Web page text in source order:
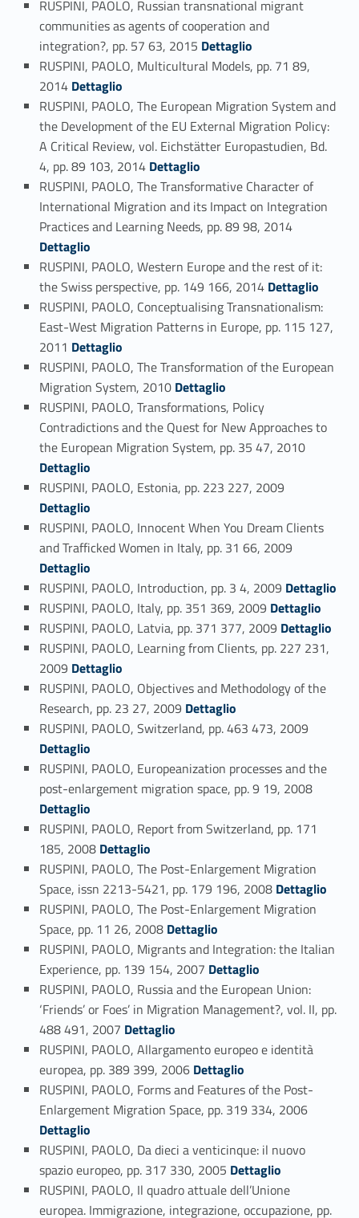
RUSPINI, PAOLO, Russian transnational migrant
communities as agents of cooperation and
integration?, pp. 57 63, 2015 Link identifier #identifier_person_148300-47
Dettaglio
RUSPINI, PAOLO, Multicultural Models, pp. 71 89,
2014 Link identifier #identifier_person_51509-48
Dettaglio
RUSPINI, PAOLO, The European Migration System and
the Development of the EU External Migration Policy:
A Critical Review, vol. Eichstätter Europastudien, Bd.
4, pp. 89 103, 2014 Link identifier #identifier_person_192344-49
Dettaglio
RUSPINI, PAOLO, The Transformative Character of
International Migration and its Impact on Integration
Practices and Learning Needs, pp. 89 98, 2014Link identifier #identifier_person_174098-50
Dettaglio
RUSPINI, PAOLO, Western Europe and the rest of it:
the Swiss perspective, pp. 149 166, 2014 Link identifier #identifier_person_69875-51
Dettaglio
RUSPINI, PAOLO, Conceptualising Transnationalism:
East-West Migration Patterns in Europe, pp. 115 127,
2011 Link identifier #identifier_person_185597-52
Dettaglio
RUSPINI, PAOLO, The Transformation of the European
Migration System, 2010 Link identifier #identifier_person_191755-53
Dettaglio
RUSPINI, PAOLO, Transformations, Policy
Contradictions and the Quest for New Approaches to
the European Migration System, pp. 35 47, 2010
Dettaglio
RUSPINI, PAOLO, Estonia, pp. 223 227, 2009
Dettaglio
RUSPINI, PAOLO, Innocent When You Dream Clients
and Trafficked Women in Italy, pp. 31 66, 2009
Dettaglio
RUSPINI, PAOLO, Introduction, pp. 3 4, 2009 Link identifier #identifier_person_194159-57
Dettaglio
RUSPINI, PAOLO, Italy, pp. 351 369, 2009 Link identifier #identifier_person_28964-58
Dettaglio
RUSPINI, PAOLO, Latvia, pp. 371 377, 2009 Link identifier #identifier_person_39103-59
Dettaglio
RUSPINI, PAOLO, Learning from Clients, pp. 227 231,
2009 Link identifier #identifier_person_101049-60
Dettaglio
RUSPINI, PAOLO, Objectives and Methodology of the
Research, pp. 23 27, 2009 Link identifier #identifier_person_58746-61
Dettaglio
RUSPINI, PAOLO, Switzerland, pp. 463 473, 2009
Dettaglio
RUSPINI, PAOLO, Europeanization processes and the
post-enlargement migration space, pp. 9 19, 2008
Dettaglio
RUSPINI, PAOLO, Report from Switzerland, pp. 171
185, 2008 Link identifier #identifier_person_128255-64
Dettaglio
RUSPINI, PAOLO, The Post-Enlargement Migration
Space, issn 2213-5421, pp. 179 196, 2008 Link identifier #identifier_person_143183-65
Dettaglio
RUSPINI, PAOLO, The Post-Enlargement Migration
Space, pp. 11 26, 2008 Link identifier #identifier_person_111488-66
Dettaglio
RUSPINI, PAOLO, Migrants and Integration: the Italian
Experience, pp. 139 154, 2007 Link identifier #identifier_person_117576-67
Dettaglio
RUSPINI, PAOLO, Russia and the European Union:
‘Friends’ or Foes’ in Migration Management?, vol. II, pp.
488 491, 2007 Link identifier #identifier_person_22050-68
Dettaglio
RUSPINI, PAOLO, Allargamento europeo e identità
europea, pp. 389 399, 2006 Link identifier #identifier_person_24387-69
Dettaglio
RUSPINI, PAOLO, Forms and Features of the Post-
Enlargement Migration Space, pp. 319 334, 2006
Dettaglio
RUSPINI, PAOLO, Da dieci a venticinque: il nuovo
spazio europeo, pp. 317 330, 2005 Link identifier #identifier_person_104057-71
Dettaglio
RUSPINI, PAOLO, Il quadro attuale dell’Unione
europea. Immigrazione, integrazione, occupazione, pp.